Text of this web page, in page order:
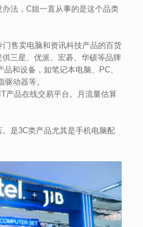
办法，C姐一直从事的是这个品类
售卖电脑和资讯科技产品的百货
三星、优派、宏碁、华硕等品牌
和设备，如笔记本电脑、PC、
动器等。
产品在线交易平台。月流量估算
是3C类产品尤其是手机电脑配